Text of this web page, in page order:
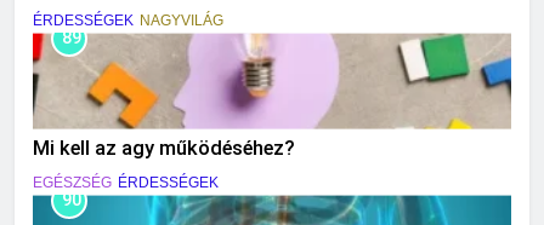
ÉRDESSÉGEK NAGYVILÁG
89
Mi kell az agy működéséhez?
EGÉSZSÉG ÉRDESSÉGEK
90